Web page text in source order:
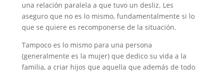
una relación paralela a que tuvo un desliz. Les
aseguro que no es lo mismo, fundamentalmente si lo
que se quiere es recomponerse de la situación.
Tampoco es lo mismo para una persona
(generalmente es la mujer) que dedico su vida a la
familia, a criar hijos que aquella que además de todo